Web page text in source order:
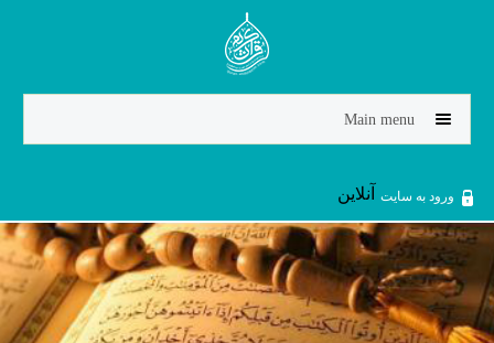
Jump to navigation
Main menu
ورود به سایت آنلاین